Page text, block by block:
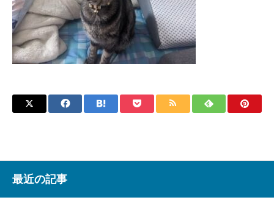
最近の記事